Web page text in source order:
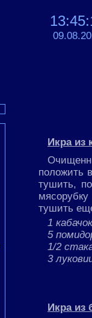
Икра из
положить
тушить,
тушить
1 кабачок
5
1/2
3
Икра из